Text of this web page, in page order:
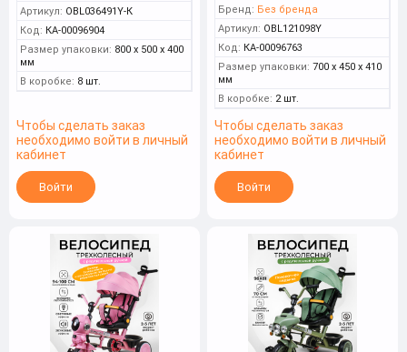
Артикул: OBL036491Y-К
Код: КА-00096904
Размер упаковки: 800 x 500 x 400
мм
В коробке: 8 шт.
Чтобы сделать заказ
необходимо войти в личный
кабинет
Войти
Бренд: Без бренда
Артикул: OBL121098Y
Код: КА-00096763
Размер упаковки: 700 x 450 x 410
мм
В коробке: 2 шт.
Чтобы сделать заказ
необходимо войти в личный
кабинет
Войти